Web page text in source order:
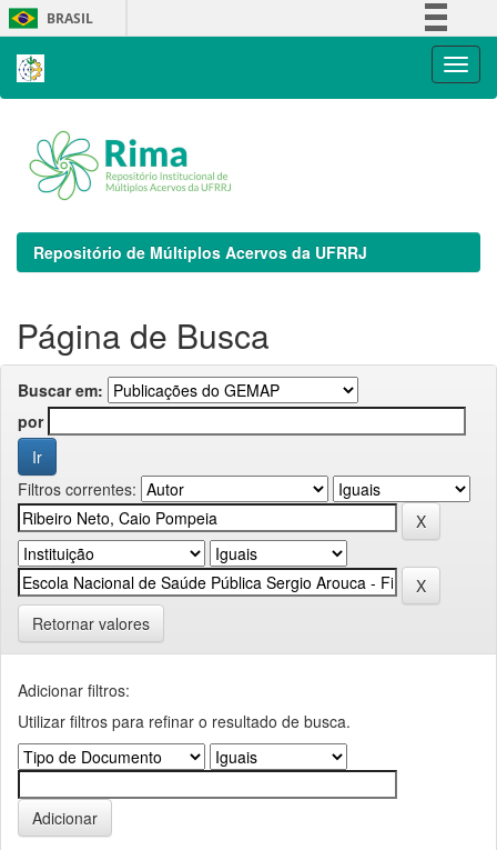
Skip
navigation
BRASIL
Repositório de Múltiplos Acervos da UFRRJ
Página de Busca
Buscar em:
por
Filtros correntes:
Retornar valores
Adicionar filtros:
Utilizar filtros para refinar o resultado de busca.